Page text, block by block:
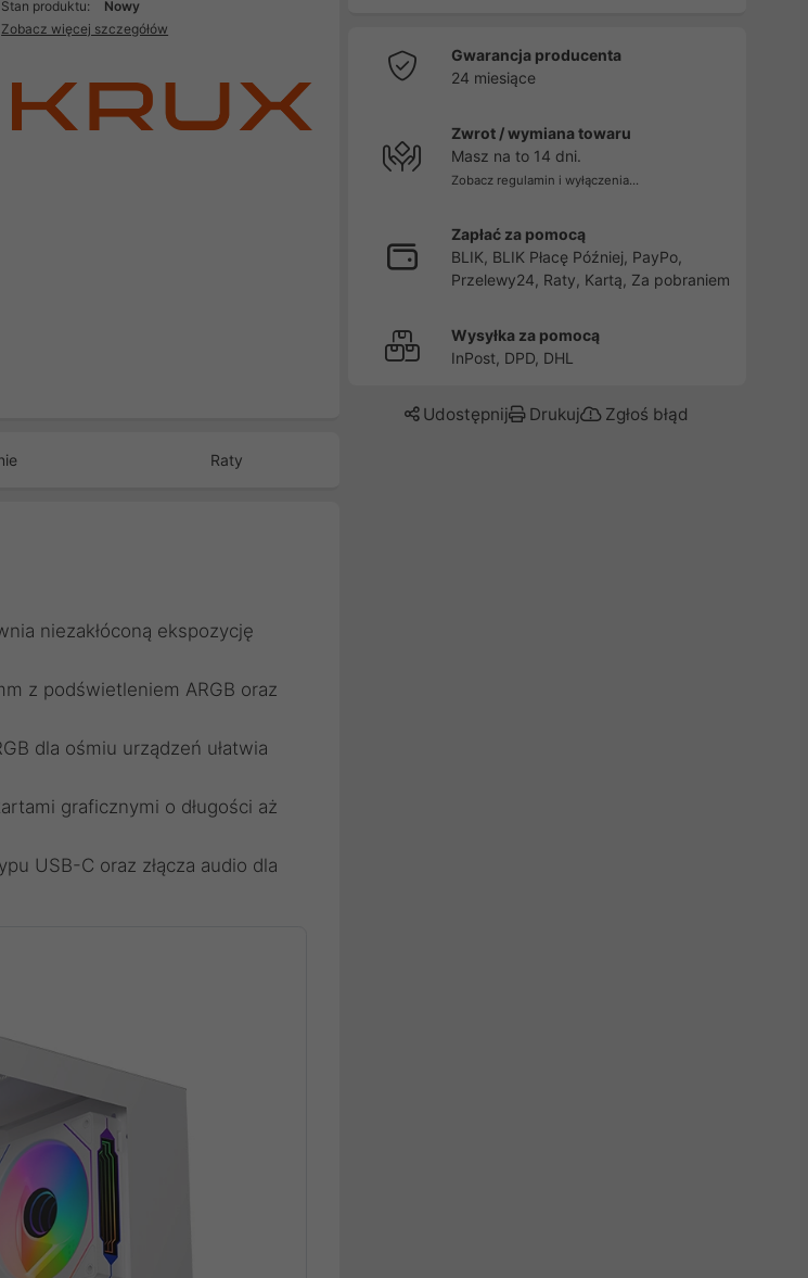
Stan produktu:
Nowy
Zobacz więcej szczegółów
Raty
niezakłóconą ekspozycję
z podświetleniem ARGB oraz
dla ośmiu urządzeń ułatwia
graficznymi o długości aż
USB-C oraz złącza audio dla
Gwarancja producenta
24 miesiące
Zwrot / wymiana towaru
Masz na to 14 dni.
Zobacz regulamin i wyłączenia...
Zapłać za pomocą
BLIK, BLIK Płacę Później, PayPo,
Przelewy24, Raty, Kartą, Za pobraniem
Wysyłka za pomocą
InPost, DPD, DHL
Udostępnij Drukuj Zgłoś błąd